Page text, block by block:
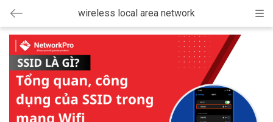
wireless local area network